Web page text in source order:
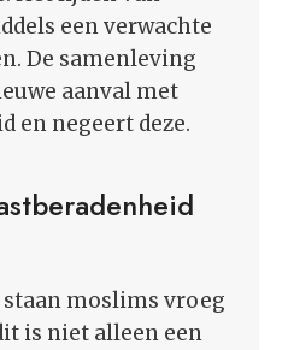
een verwachte
De samenleving
aanval met
en negeert deze.
staan moslims vroeg
is niet alleen een